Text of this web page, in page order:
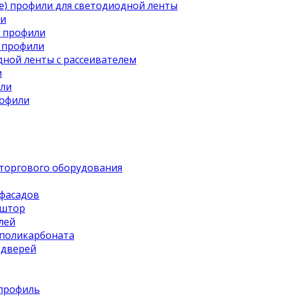
профили для светодиодной ленты
профили
ленты с рассеивателем
оборудования